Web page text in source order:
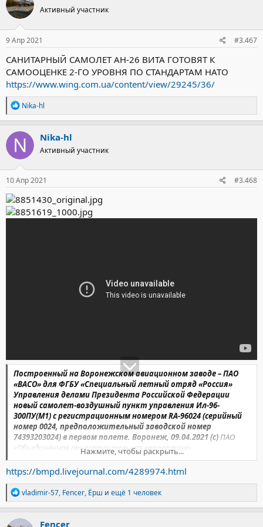
и
и
:
Активный участник
9 Апр 2021 #3.467
САНИТАРНЫЙ САМОЛЕТ АН-26 ВИТА ГОТОВЯТ К
САМООЦЕНКЕ 2-ГО УРОВНЯ ПО СТАНДАРТАМ НАТО
https://www.wing.com.ua/content/view/29245/36/
Р
е
а
к
ц
и
и
:
Nika-hl
Nika-hl
Активный участник
10 Апр 2021 #3.468
Построенный на Воронежском авиационном заводе – ПАО
«ВАСО» для ФГБУ «Специальный летный отряд «Россия»
Управления делами Президента Российской Федерации
новый самолет-воздушный пункт управления Ил-96-
300ПУ(М1) с регистрационным номером RA-96024 (серийный
номер 0024, предположительный заводской номер
74393203024) в первом полете. Воронеж, 09.04.2021 (с)ПАО
«Объединённая авиастроительная корпорация»
Самолет пилотировал экипаж под руководством командира
летчика-испытателя 1-го класса ПАО «ВАСО», кавалера ордена
Мужества Александра Молокостова и летчика-испытателя 1-го
класса ПАО «Ил», кавалера ордена Мужества Дмитрия
Комарова.
Со стороны bmpd укажем,что 9 апреля совершил первый
полет самолет-воздушный пункт управления Ил-96-300ПУ(М1)
Нажмите, чтобы раскрыть...
https://bmpd.livejournal.com/4289974.html
Р
е
а
к
vladimir-57, Fencer, Ёрш и ещё 1 человек
Fencer